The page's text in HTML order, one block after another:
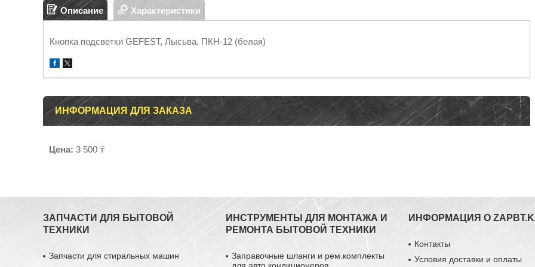
Описание Характеристики
Кнопка подсветки GEFEST, Лысьва, ПКН-12 (белая)
ИНФОРМАЦИЯ ДЛЯ ЗАКАЗА
Цена: 3 500 ₸
ЗАПЧАСТИ ДЛЯ БЫТОВОЙ
ТЕХНИКИ
Запчасти для стиральных машин
ИНСТРУМЕНТЫ ДЛЯ МОНТАЖА И
РЕМОНТА БЫТОВОЙ ТЕХНИКИ
Заправочные шланги и рем.комплекты
ИНФОРМАЦИЯ О
Контакты
Условия доставки и оплаты